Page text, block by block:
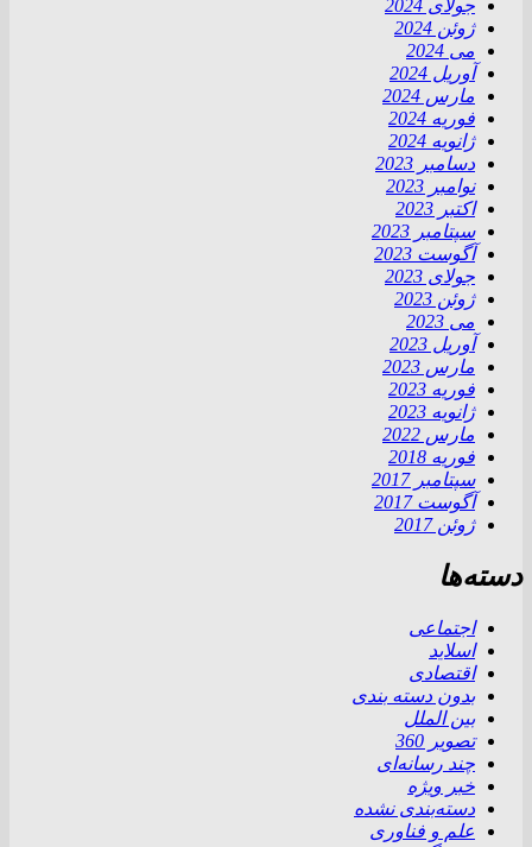
جولای 2024
ژوئن 2024
می 2024
آوریل 2024
مارس 2024
فوریه 2024
ژانویه 2024
دسامبر 2023
نوامبر 2023
اکتبر 2023
سپتامبر 2023
آگوست 2023
جولای 2023
ژوئن 2023
می 2023
آوریل 2023
مارس 2023
فوریه 2023
ژانویه 2023
مارس 2022
فوریه 2018
سپتامبر 2017
آگوست 2017
ژوئن 2017
دسته‌ها
اجتماعی
اسلاید
اقتصادی
بدون دسته بندی
بین الملل
تصویر 360
چند رسانه‌ای
خبر ویژه
دسته‌بندی نشده
علم و فناوری